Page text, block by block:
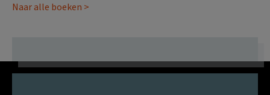
Naar alle boeken >